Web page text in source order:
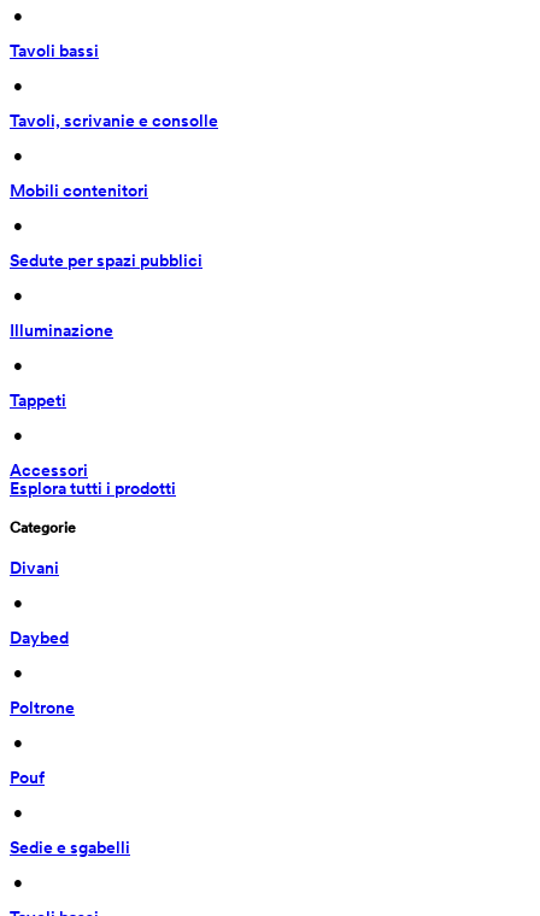
•
Tavoli bassi
•
Tavoli, scrivanie e consolle
•
Mobili contenitori
•
Sedute per spazi pubblici
•
Illuminazione
•
Tappeti
•
Accessori
Esplora tutti i prodotti
Categorie
Divani
•
Daybed
•
Poltrone
•
Pouf
•
Sedie e sgabelli
•